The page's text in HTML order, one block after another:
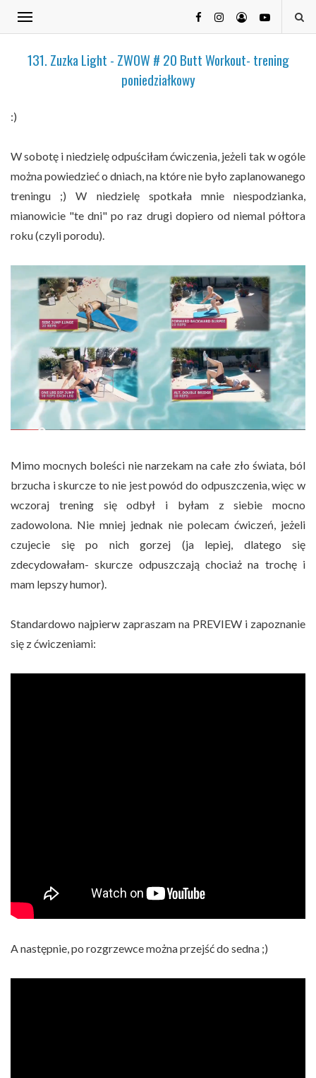
131. Zuzka Light - ZWOW # 20 Butt Workout- trening
poniedziałkowy
:)
W sobotę i niedzielę odpuściłam ćwiczenia, jeżeli tak w ogóle
można powiedzieć o dniach, na które nie było zaplanowanego
treningu ;) W niedzielę spotkała mnie niespodzianka,
mianowicie "te dni" po raz drugi dopiero od niemal półtora
roku (czyli porodu).
Mimo mocnych boleści nie narzekam na całe zło świata, ból
brzucha i skurcze to nie jest powód do odpuszczenia, więc w
wczoraj trening się odbył i byłam z siebie mocno
zadowolona. Nie mniej jednak nie polecam ćwiczeń, jeżeli
czujecie się po nich gorzej (ja lepiej, dlatego się
zdecydowałam- skurcze odpuszczają chociaż na trochę i
mam lepszy humor).
Standardowo najpierw zapraszam na PREVIEW i zapoznanie
się z ćwiczeniami:
A następnie, po rozgrzewce można przejść do sedna ;)